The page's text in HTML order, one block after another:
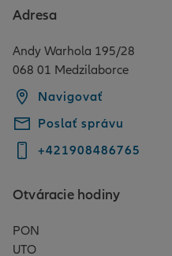
Adresa
Andy Warhola 195/28
068 01 Medzilaborce
Navigovať
Poslať správu
+421908486765
Otváracie hodiny
PON
UTO